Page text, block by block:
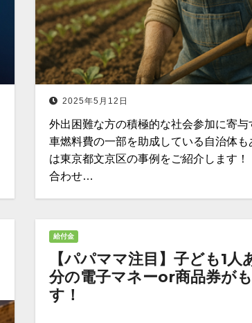
2025年5月12日
外出困難な方の積極的な社会参加に寄与
車燃料費の一部を助成している自治体も
は東京都文京区の事例をご紹介します！
合わせ…
給付金
【パパママ注目】子ども1人
分の電子マネーor商品券が
す！